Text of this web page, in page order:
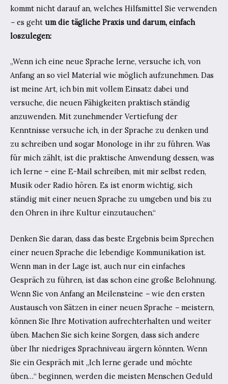
kommt nicht darauf an, welches Hilfsmittel Sie verwenden
– es geht um die tägliche Praxis und darum, einfach
loszulegen:
„Wenn ich eine neue Sprache lerne, versuche ich, von
Anfang an so viel Material wie möglich aufzunehmen. Das
ist meine Art, ich bin mit vollem Einsatz dabei und
versuche, die neuen Fähigkeiten praktisch ständig
anzuwenden. Mit zunehmender Vertiefung der
Kenntnisse versuche ich, in der Sprache zu denken und
zu schreiben und sogar Monologe in ihr zu führen. Was
für mich zählt, ist die praktische Anwendung dessen, was
ich lerne – eine E-Mail schreiben, mit mir selbst reden,
Musik oder Radio hören. Es ist enorm wichtig, sich
ständig mit einer neuen Sprache zu umgeben und bis zu
den Ohren in ihre Kultur einzutauchen.“
Denken Sie daran, dass das beste Ergebnis beim Sprechen
einer neuen Sprache die lebendige Kommunikation ist.
Wenn man in der Lage ist, auch nur ein einfaches
Gespräch zu führen, ist das schon eine große Belohnung.
Wenn Sie von Anfang an Meilensteine – wie den ersten
Austausch von Sätzen in einer neuen Sprache – meistern,
können Sie Ihre Motivation aufrechterhalten und weiter
üben. Machen Sie sich keine Sorgen, dass sich andere
über Ihr niedriges Sprachniveau ärgern könnten. Wenn
Sie ein Gespräch mit „Ich lerne gerade und möchte
üben…“ beginnen, werden die meisten Menschen Geduld